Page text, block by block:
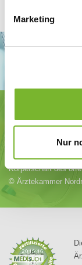
Marketing
Nur
Tersteegenstr. 9 ·
Körperschaft des
© Ärztekammer